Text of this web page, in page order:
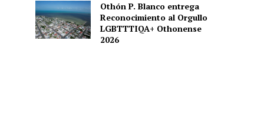
Othón P. Blanco entrega
Reconocimiento al Orgullo
LGBTTTIQA+ Othonense
2026